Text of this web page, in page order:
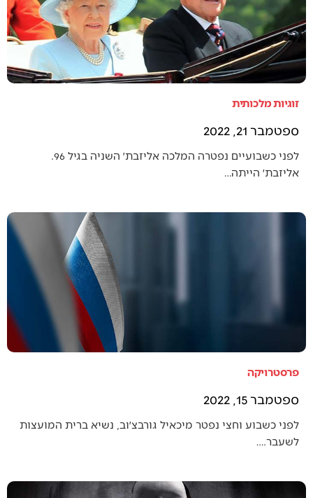
זוגיות מלכותית
ספטמבר 21, 2022
אליזבת׳ הייתה…
פרסטרויקה
ספטמבר 15, 2022
לפני כשבוע וחצי נפטר מיכאיל גורבצ׳וב, נשיא ברית המועצות
לשעבר.…